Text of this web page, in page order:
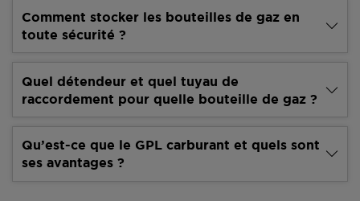
Comment stocker les bouteilles de gaz en
toute sécurité ?
Quel détendeur et quel tuyau de
raccordement pour quelle bouteille de gaz ?
Qu’est-ce que le GPL carburant et quels sont
ses avantages ?